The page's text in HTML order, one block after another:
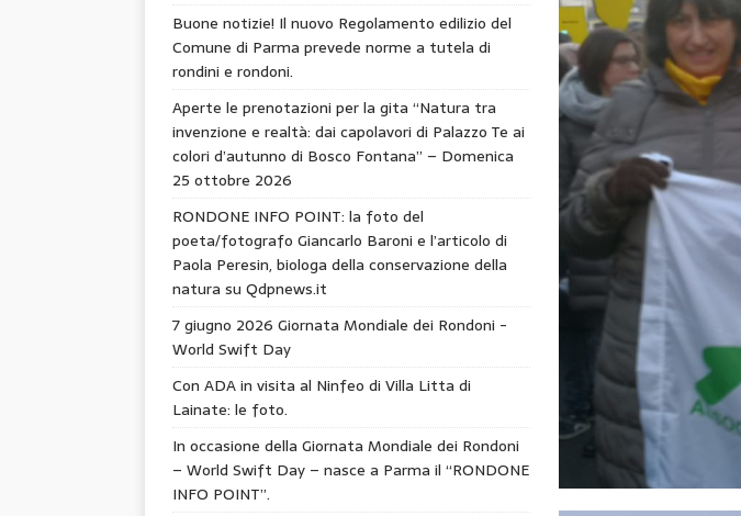
Buone notizie! Il nuovo Regolamento edilizio del
Comune di Parma prevede norme a tutela di
rondini e rondoni.
Aperte le prenotazioni per la gita “Natura tra
invenzione e realtà: dai capolavori di Palazzo Te ai
colori d’autunno di Bosco Fontana” – Domenica
25 ottobre 2026
RONDONE INFO POINT: la foto del
poeta/fotografo Giancarlo Baroni e l’articolo di
Paola Peresin, biologa della conservazione della
natura su Qdpnews.it
7 giugno 2026 Giornata Mondiale dei Rondoni -
World Swift Day
Con ADA in visita al Ninfeo di Villa Litta di
Lainate: le foto.
In occasione della Giornata Mondiale dei Rondoni
– World Swift Day – nasce a Parma il “RONDONE
INFO POINT”.